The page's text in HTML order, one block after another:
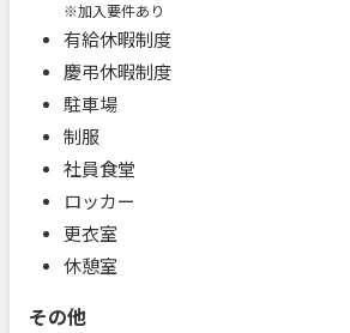
※加入要件あり
有給休暇制度
慶弔休暇制度
駐車場
制服
社員食堂
ロッカー
更衣室
休憩室
その他